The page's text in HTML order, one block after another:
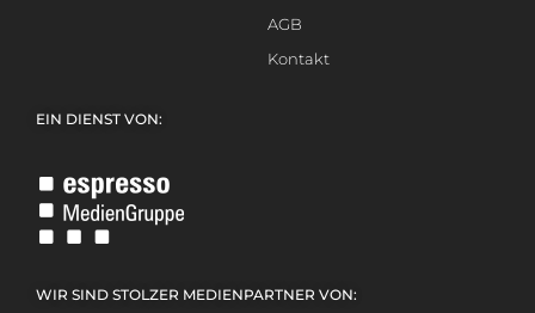
AGB
Kontakt
EIN DIENST VON:
WIR SIND STOLZER MEDIENPARTNER VON: